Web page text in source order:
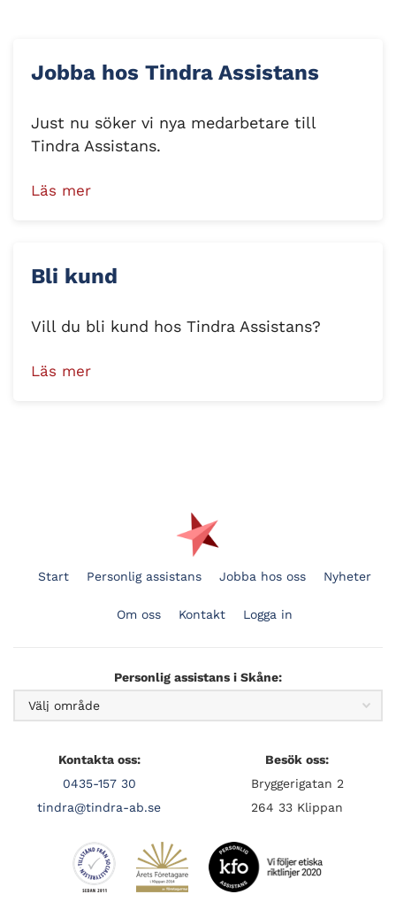
Jobba hos Tindra Assistans
Just nu söker vi nya medarbetare till
Tindra Assistans.
Läs mer
Bli kund
Vill du bli kund hos Tindra Assistans?
Läs mer
Start Personlig assistans Jobba hos oss Nyheter
Om oss Kontakt Logga in
Personlig assistans i Skåne:
Kontakta oss:
0435-157 30
tindra@tindra-ab.se
Besök oss:
Bryggerigatan 2
264 33 Klippan